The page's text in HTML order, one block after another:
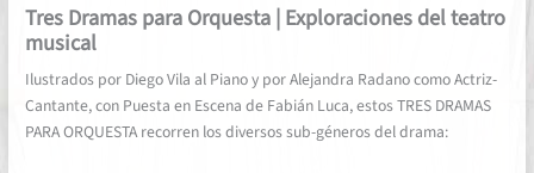
Tres Dramas para Orquesta | Exploraciones del teatro
musical
Ilustrados por Diego Vila al Piano y por Alejandra Radano como Actriz-
Cantante, con Puesta en Escena de Fabián Luca, estos TRES DRAMAS
PARA ORQUESTA recorren los diversos sub-géneros del drama: